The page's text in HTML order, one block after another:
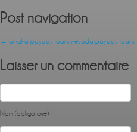
Post navigation
← omaha payday loans nevada payday loans
Laisser un commentaire
Nom (obligatoire)